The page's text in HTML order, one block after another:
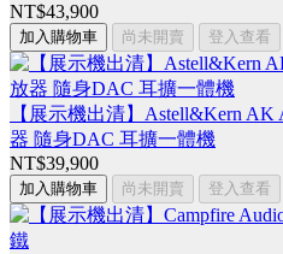
NT$43,900
加入購物車 尚未開賣 登入查看
【展示機出清】Astell&Kern
器 隨身DAC 耳擴一體機
NT$39,900
加入購物車 尚未開賣 登入查看